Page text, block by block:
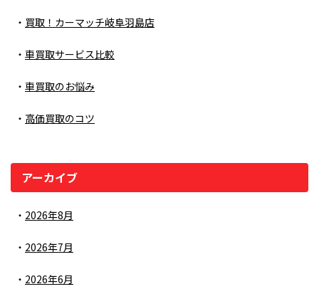
買取！カーマッチ岐阜羽島店
車買取サービス比較
車買取のお悩み
高価買取のコツ
アーカイブ
2026年8月
2026年7月
2026年6月